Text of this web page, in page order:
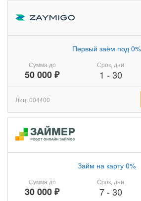
Сумма до
50 000 ₽
Первый заём под 0%
Срок, дни
1 - 30
Лиц. 004400
Сумма до
30 000 ₽
Займ на карту 0%
Срок, дни
7- 30